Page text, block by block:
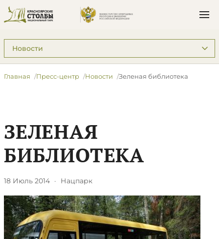
Подразделы: Пресс-центр
Главная Пресс-центр Новости Зеленая библиотека
ЗЕЛЕНАЯ
БИБЛИОТЕКА
18 Июль 2014 · Нацпарк